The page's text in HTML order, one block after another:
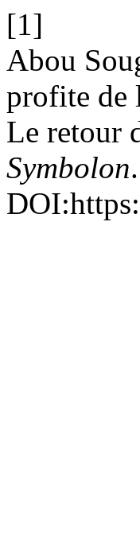
[1]
Abou
profite de
Le retour
Symbolon